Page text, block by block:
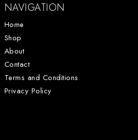
NAVIGATION
Home
Shop
About
Contact
Terms and Conditions
Privacy Policy